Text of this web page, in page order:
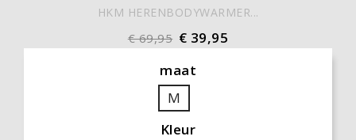
HKM HERENBODYWARMER...
€ 69,95 € 39,95
maat
M
Kleur